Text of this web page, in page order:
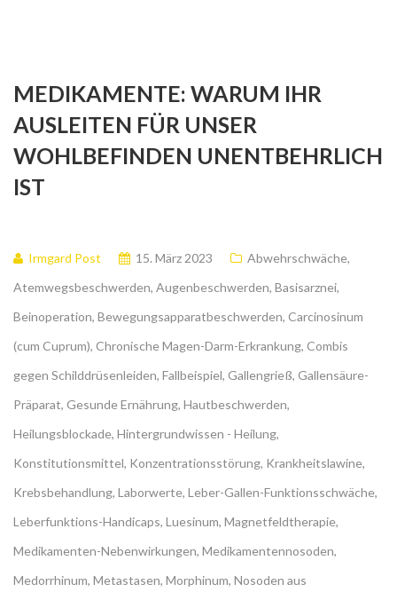
MEDIKAMENTE: WARUM IHR
AUSLEITEN FÜR UNSER
WOHLBEFINDEN UNENTBEHRLICH
IST
Irmgard Post 15. März 2023 Abwehrschwäche,
Atemwegsbeschwerden, Augenbeschwerden, Basisarznei,
Beinoperation, Bewegungsapparatbeschwerden, Carcinosinum
(cum Cuprum), Chronische Magen-Darm-Erkrankung, Combis
gegen Schilddrüsenleiden, Fallbeispiel, Gallengrieß, Gallensäure-
Präparat, Gesunde Ernährung, Hautbeschwerden,
Heilungsblockade, Hintergrundwissen - Heilung,
Konstitutionsmittel, Konzentrationsstörung, Krankheitslawine,
Krebsbehandlung, Laborwerte, Leber-Gallen-Funktionsschwäche,
Leberfunktions-Handicaps, Luesinum, Magnetfeldtherapie,
Medikamenten-Nebenwirkungen, Medikamentennosoden,
Medorrhinum, Metastasen, Morphinum, Nosoden aus